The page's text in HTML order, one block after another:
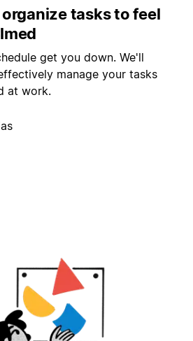
tasks to feel
get you down. We'll
manage your tasks
at work.